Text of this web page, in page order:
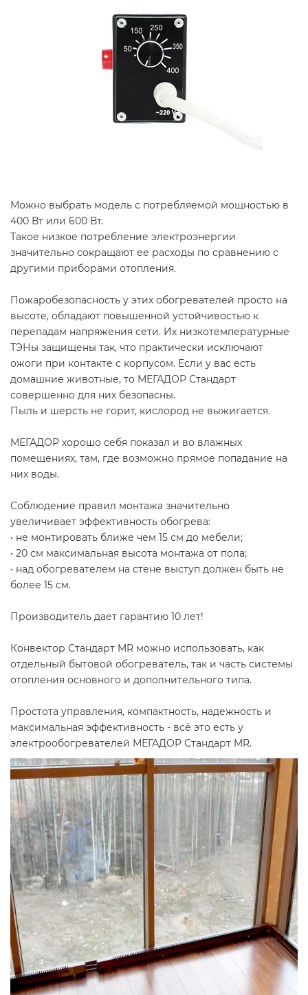
Можно выбрать модель с потребляемой мощностью в
400 Вт или 600 Вт.
Такое низкое потребление электроэнергии
значительно сокращают ее расходы по сравнению с
другими приборами отопления.
Пожаробезопасность у этих обогревателей просто на
высоте, обладают повышенной устойчивостью к
перепадам напряжения сети. Их низкотемпературные
ТЭНы защищены так, что практически исключают
ожоги при контакте с корпусом. Если у вас есть
домашние животные, то МЕГАДОР Стандарт
совершенно для них безопасны.
Пыль и шерсть не горит, кислород не выжигается.
МЕГАДОР хорошо себя показал и во влажных
помещениях, там, где возможно прямое попадание на
них воды.
Соблюдение правил монтажа значительно
увеличивает эффективность обогрева:
• не монтировать ближе чем 15 см до мебели;
• 20 см максимальная высота монтажа от пола;
• над обогревателем на стене выступ должен быть не
более 15 см.
Производитель дает гарантию 10 лет!
Конвектор Стандарт MR можно использовать, как
отдельный бытовой обогреватель, так и часть системы
отопления основного и дополнительного типа.
Простота управления, компактность, надежность и
максимальная эффективность - всё это есть у
электрообогревателей МЕГАДОР Стандарт MR.